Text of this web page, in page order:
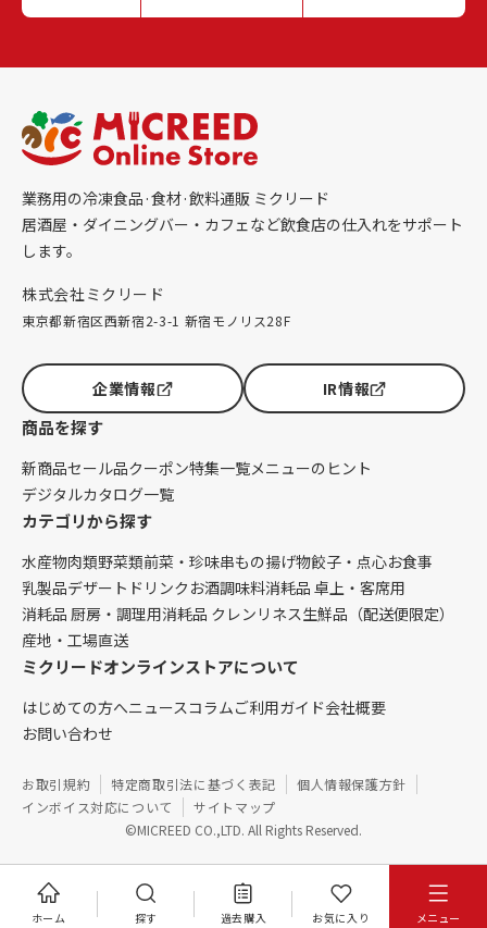
ホーム 探す 過去購入 お気に入り メニュー
業務用の冷凍食品·食材·飲料通販 ミクリード
居酒屋・ダイニングバー・カフェなど飲食店の仕入れをサポート
します。
株式会社ミクリード
東京都新宿区西新宿2-3-1 新宿モノリス28F
企業情報 IR情報
商品を探す
新商品セール品クーポン特集一覧メニューのヒント
デジタルカタログ一覧
カテゴリから探す
水産物肉類野菜類前菜・珍味串もの揚げ物餃子・点心お食事
乳製品デザート ドリンク お酒調味料消耗品 卓上・客席用
消耗品 厨房・調理用消耗品 クレンリネス生鮮品（配送便限定）
産地・工場直送
ミクリードオンラインストアについて
はじめての方へニュースコラムご利用ガイド会社概要
お問い合わせ
©MICREED CO.,LTD. All Rights Reserved.
お取引規約 特定商取引法に基づく表記
個人情報保護方針
インボイス対応について
サイトマップ